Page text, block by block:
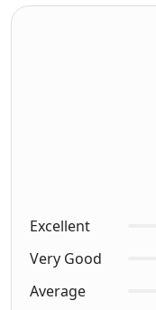
Excellent
Very Good
Average